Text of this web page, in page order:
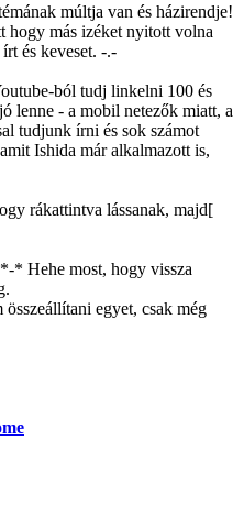
múltja van és házirendje!
hogy más izéket nyitott volna
és keveset. -.-
ból tudj linkelni 100 és
lenne - a mobil netezők miatt, a
tudjunk írni és sok számot
Ishida már alkalmazott is,
rákattintva lássanak, majd[
* Hehe most, hogy vissza
egyet, csak még